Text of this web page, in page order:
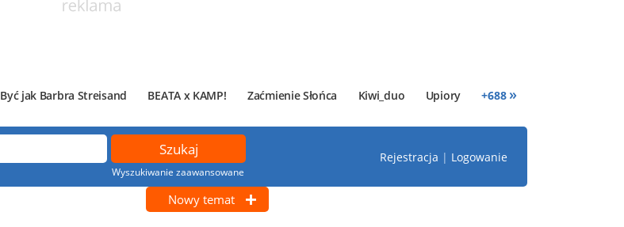
Być jak Barbra Streisand BEATA x KAMP! Zaćmienie Słońca Kiwi_duo Upiory +688 »
Wyszukiwanie zaawansowane
Rejestracja | Logowanie
Nowy temat